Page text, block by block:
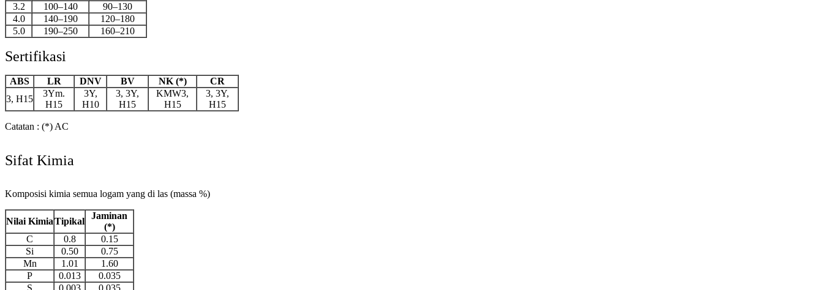
3.2
100–140
90–130
4.0
140–190
120–180
5.0
190–250 160–210
Sertifikasi
ABS LR DNV BV NK (*)
CR
3, H15
3Ym.
H15
3Y,
H10
3, 3Y,
H15
KMW3,
H15
3, 3Y,
H15
Catatan : (*) AC
Sifat Kimia
Komposisi kimia semua logam yang di las (massa %)
Nilai KimiaTipikal
Jaminan
(*)
C
0.8
0.15
Si
0.50
0.75
Mn
1.01
1.60
P
0.013
0.035
S
0.003 0.035